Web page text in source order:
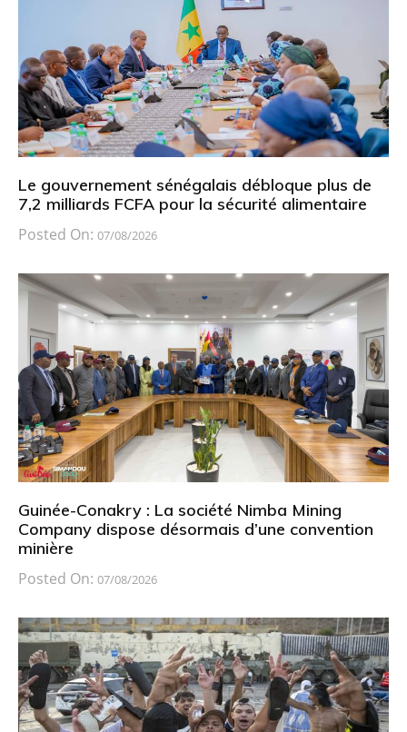
Le gouvernement sénégalais débloque plus de
7,2 milliards FCFA pour la sécurité alimentaire
Posted On: 07/08/2026
Guinée-Conakry : La société Nimba Mining
Company dispose désormais d’une convention
minière
Posted On: 07/08/2026